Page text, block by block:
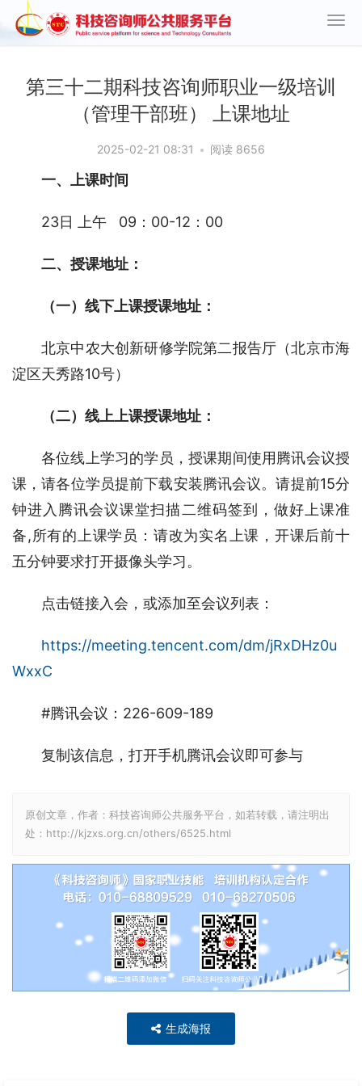
第三十二期科技咨询师职业一级培训
（管理干部班） 上课地址
2025-02-21 08:31 • 阅读 8656
一、上课时间
23日 上午   09：00-12：00
二、授课地址：
（一）线下上课授课地址：
北京中农大创新研修学院第二报告厅（北京市海
淀区天秀路10号）
（二）线上上课授课地址：
各位线上学习的学员，授课期间使用腾讯会议授
课，请各位学员提前下载安装腾讯会议。请提前15分
钟进入腾讯会议课堂扫描二维码签到，做好上课准
备,所有的上课学员：请改为实名上课，开课后前十
五分钟要求打开摄像头学习。
点击链接入会，或添加至会议列表：
https://meeting.tencent.com/dm/jRxDHz0u
WxxC
#腾讯会议：226-609-189
复制该信息，打开手机腾讯会议即可参与
原创文章，作者：科技咨询师公共服务平台，如若转载，请注明出
处：http://kjzxs.org.cn/others/6525.html
生成海报